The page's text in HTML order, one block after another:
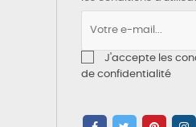
J'accepte les
de confidentialité